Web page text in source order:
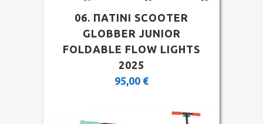
06. ΠΑΤΙΝΙ SCOOTER
GLOBBER JUNIOR
FOLDABLE FLOW LIGHTS
2025
95,00 €